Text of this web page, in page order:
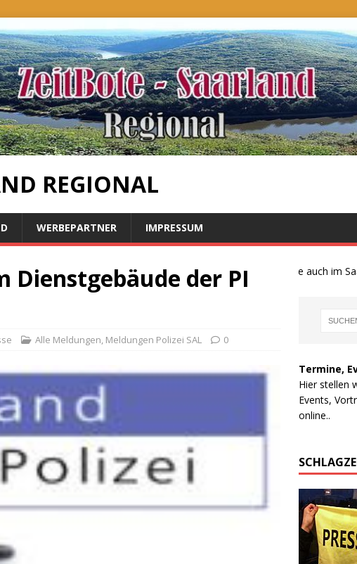
REGIONAL
WERBEPARTNER IMPRESSUM
Dienstgebäude der PI
Alle Meldungen, Meldungen Polizei SAL 0
Bauernproteste auch im
Termine,
Hier stellen
Events,
online..